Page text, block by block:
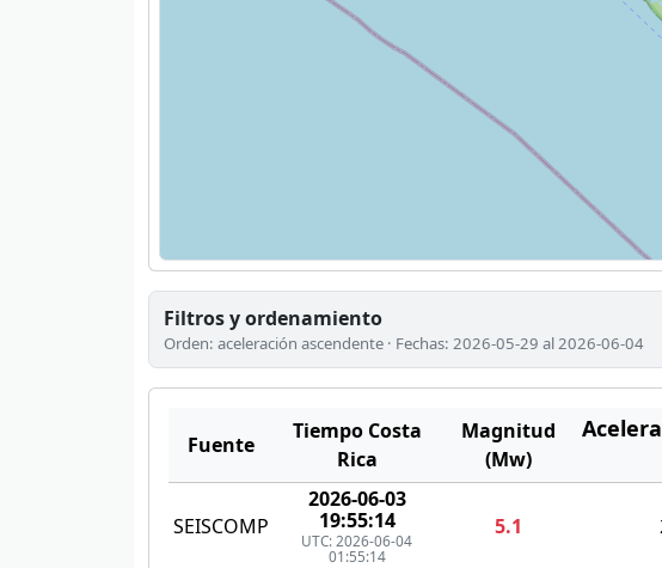
Filtros y ordenamiento
Orden: aceleración ascendente · Fechas: 2026-05-29 al 2026-06-04
Fuente
Tiempo Costa
Rica
Magnitud
(Mw)
SEISCOMP
2026-06-03
19:55:14
UTC: 2026-06-04
01:55:14
5.1